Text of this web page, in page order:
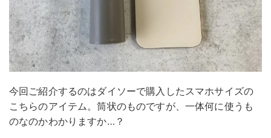
今回ご紹介するのはダイソーで購入したスマホサイズの
こちらのアイテム。筒状のものですが、一体何に使うも
のなのかわかりますか…？